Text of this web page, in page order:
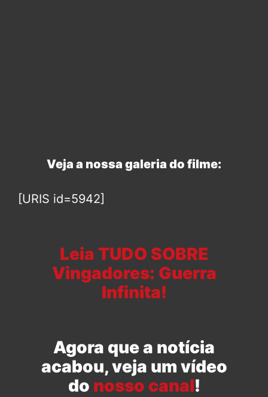
Veja a nossa galeria do filme:
[URIS id=5942]
Leia TUDO SOBRE
Vingadores: Guerra
Infinita!
Agora que a notícia
acabou, veja um vídeo
do nosso canal!